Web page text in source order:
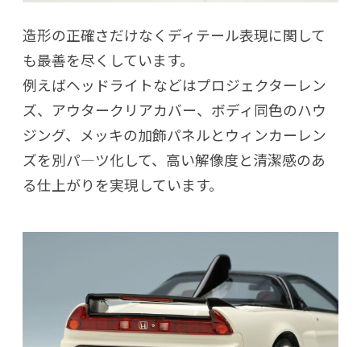
造形の正確さだけなくディテール表現に関して
も最善を尽くしています。
例えばヘッドライトなどはプロジェクターレン
ズ、アウタークリアカバー、ボディ同色のハウ
ジング、メッキの加飾パネルとウィンカーレン
ズを別パ―ツ化して、高い解像度と清潔感のあ
る仕上がりを実現しています。